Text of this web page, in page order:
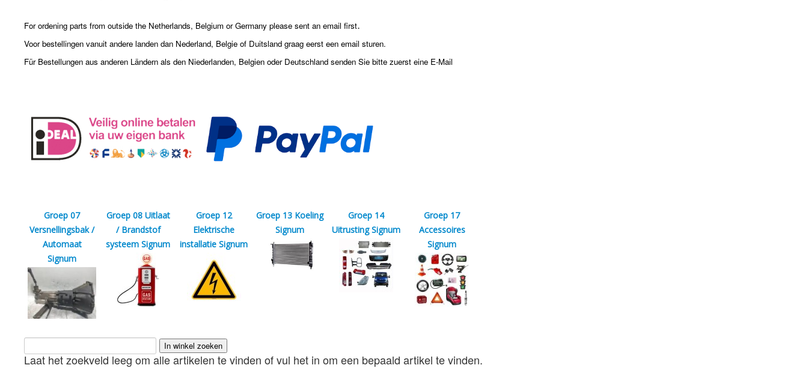
For ordening parts from outside the Netherlands, Belgium or Germany please sent an email first.
Voor bestellingen vanuit andere landen dan Nederland, Belgie of Duitsland graag eerst een email sturen.
Für Bestellungen aus anderen Ländern als den Niederlanden, Belgien oder Deutschland senden Sie bitte zuerst eine E-Mail
Groep 07
Versnellingsbak /
Automaat
Signum
Groep 08 Uitlaat
/ Brandstof
systeem Signum
Groep 12
Elektrische
installatie Signum
Groep 13 Koeling
Signum
Groep 14
Uitrusting Signum
Groep 17
Accessoires
Signum
Laat het zoekveld leeg om alle artikelen te vinden of vul het in om een bepaald artikel te vinden.